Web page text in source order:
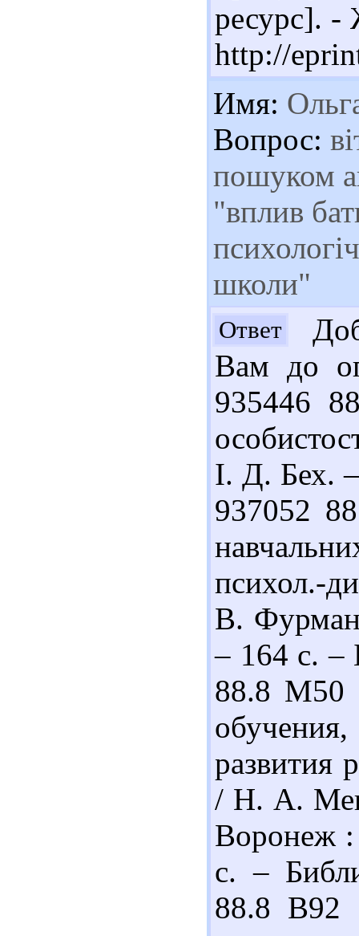
ресурс].
http://
Имя:
Вопрос:
пошуком
"вплив
школи"
Ответ
Вам до
935446
І. Д. Бех.
937052
психол.-
В.
– 164 с. –
88.8 М50
развития
/ Н. А.
Воронеж
с. –
88.8 В92